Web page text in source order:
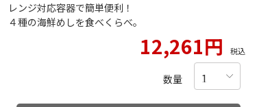
レンジ対応容器で簡単便利！
４種の海鮮めしを食べくらべ。
12,261円 税込
数量